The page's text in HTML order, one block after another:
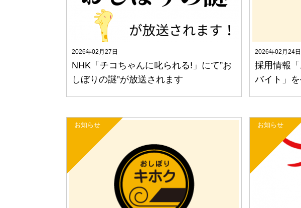
2026年02月27日
NHK「チコちゃんに叱られる!」にて”お
しぼりの謎”が放送されます
2026年02月24日
採用情報
バイト」を